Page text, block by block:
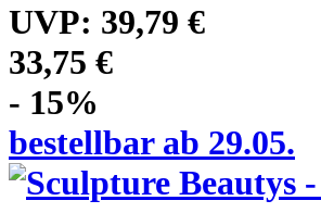
UVP: 39,79 €
33,75 €
- 15%
bestellbar ab 29.05.